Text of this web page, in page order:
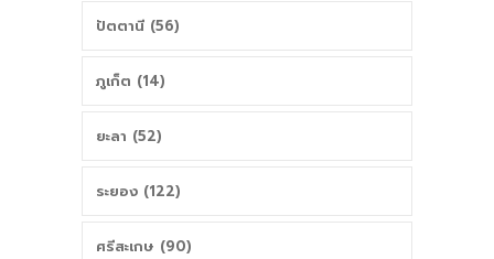
ปัตตานี (56)
ภูเก็ต (14)
ยะลา (52)
ระยอง (122)
ศรีสะเกษ (90)